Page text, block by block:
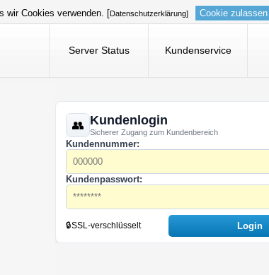
Cookies verwenden. [ Datenschutzerklärung] Cookie zulassen
Server Status Kundenservice
Kundenlogin
Sicherer Zugang zum Kundenbereich
Kundennummer:
Kundenpasswort:
🔒SSL-verschlüsselt